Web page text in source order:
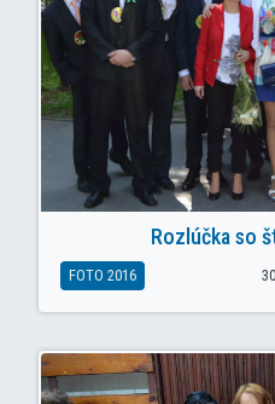
Rozlúčka so
FOTO 2016